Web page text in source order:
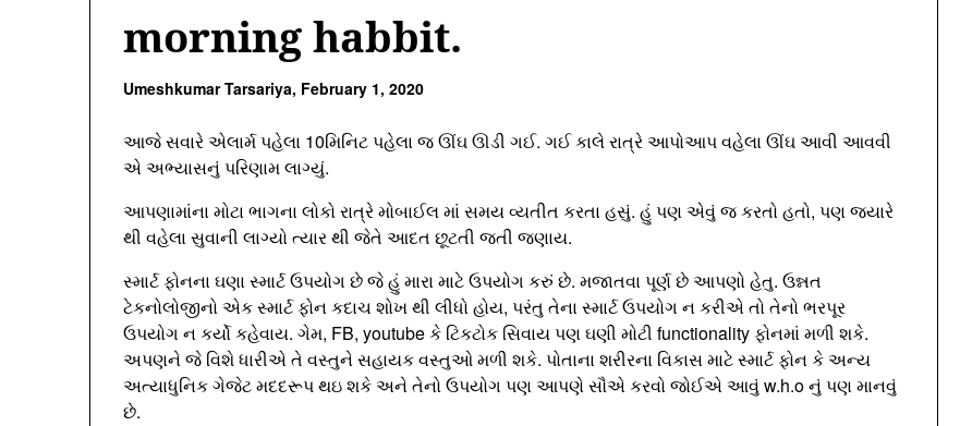
morning habbit.
Umeshkumar Tarsariya, February 1, 2020
આજે સવારે એલાર્મ પહેલા 10મિનિટ પહેલા જ ઊંઘ ઊડી ગઈ. ગઈ કાલે રાત્રે આપોઆપ વહેલા ઊંઘ આવી આવવી
એ અભ્યાસનું પરિણામ લાગ્યું.
આપણામાંના મોટા ભાગના લોકો રાત્રે મોબાઈલ માં સમય વ્યતીત કરતા હસું. હું પણ એવું જ કરતો હતો, પણ જ્યારે
થી વહેલા સુવાની લાગ્યો ત્યાર થી જેતે આદત છૂટતી જતી જણાય.
સ્માર્ટ ફોનના ઘણા સ્માર્ટ ઉપયોગ છે જે હું મારા માટે ઉપયોગ કરું છે. મજાતવા પૂર્ણ છે આપણો હેતુ. ઉન્નત
ટેકનોલોજીનો એક સ્માર્ટ ફોન કદાચ શોખ થી લીધો હોય, પરંતુ તેના સ્માર્ટ ઉપયોગ ન કરીએ તો તેનો ભરપૂર
ઉપયોગ ન કર્યો કહેવાય. ગેમ, FB, youtube કે ટિકટોક સિવાય પણ ઘણી મોટી functionality ફોનમાં મળી શકે.
અપણને જે વિશે ધારીએ તે વસ્તુને સહાયક વસ્તુઓ મળી શકે. પોતાના શરીરના વિકાસ માટે સ્માર્ટ ફોન કે અન્ય
અત્યાધુનિક ગેજેટ મદદરૂપ થઇ શકે અને તેનો ઉપયોગ પણ આપણે સૌએ કરવો જોઈએ આવું w.h.o નું પણ માનવું
છે.